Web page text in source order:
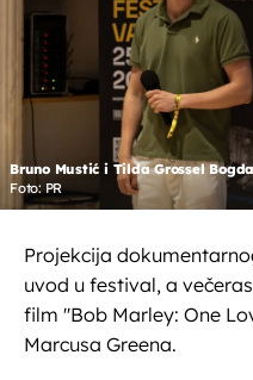
Bruno Mustić i Tilda Grossel
Foto: PR
Projekcija
uvod u festival, a
film ''Bob Marley: One
Marcusa Greena.